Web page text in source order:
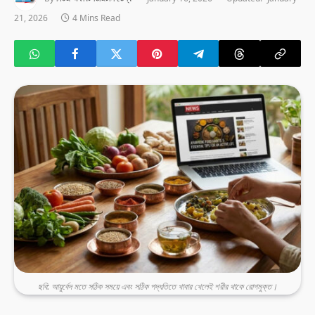
21, 2026
4 Mins Read
ছবি: আয়ুর্বেদ মতে সঠিক সময়ে এবং সঠিক পদ্ধতিতে খাবার খেলেই শরীর থাকে রোগমুক্ত।